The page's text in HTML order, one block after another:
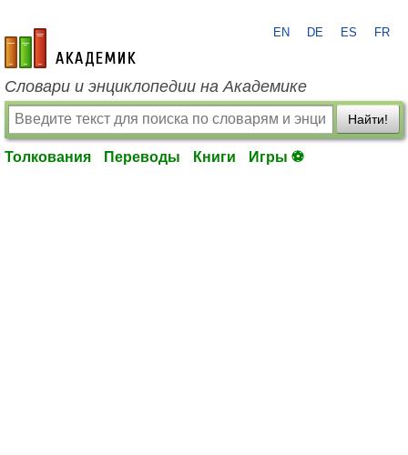
academic.ru
EN DE ES FR
Словари и энциклопедии на Академике
Найти!
Толкования Переводы Книги Игры ⚽